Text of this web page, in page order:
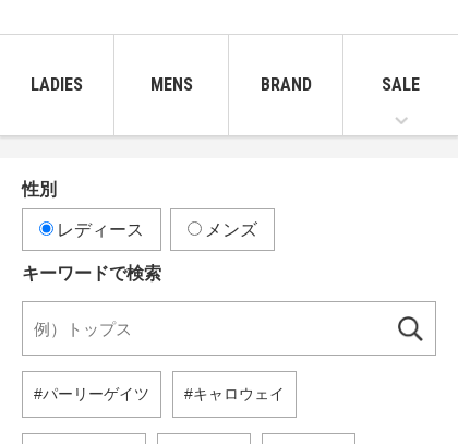
LADIES MENS BRAND SALE
性別
レディース メンズ
キーワードで検索
パーリーゲイツ キャロウェイ